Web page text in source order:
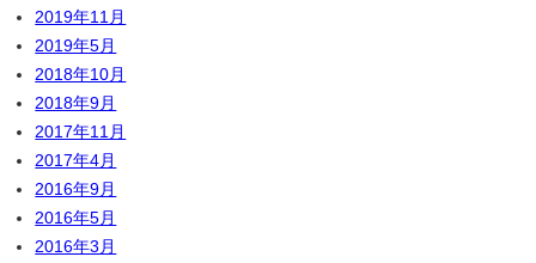
2019年11月
2019年5月
2018年10月
2018年9月
2017年11月
2017年4月
2016年9月
2016年5月
2016年3月